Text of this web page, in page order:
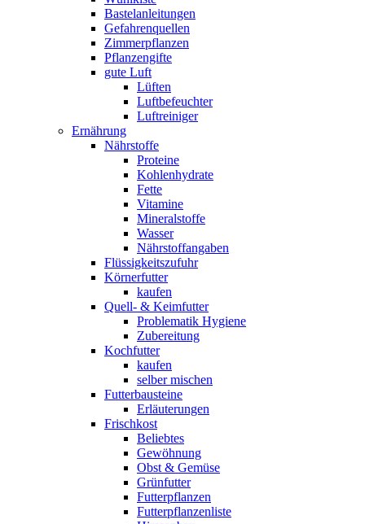
Bastelanleitungen
Gefahrenquellen
Zimmerpflanzen
Pflanzengifte
gute Luft
Lüften
Luftbefeuchter
Luftreiniger
Ernährung
Nährstoffe
Proteine
Kohlenhydrate
Fette
Vitamine
Mineralstoffe
Wasser
Nährstoffangaben
Flüssigkeitszufuhr
Körnerfutter
kaufen
Quell- & Keimfutter
Problematik Hygiene
Zubereitung
Kochfutter
kaufen
selber mischen
Futterbausteine
Erläuterungen
Frischkost
Beliebtes
Gewöhnung
Obst & Gemüse
Grünfutter
Futterpflanzen
Futterpflanzenliste